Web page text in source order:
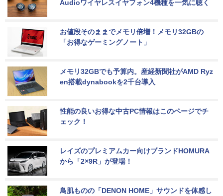
Audioワイヤレスイヤフォン4機種を一気に聴く
お値段そのままでメモリ倍増！メモリ32GBの
「お得なゲーミングノート」
メモリ32GBでも予算内。産経新聞社がAMD Ryz
en搭載dynabookを2千台導入
性能の良いお得な中古PC情報はこのページでチ
ェック！
レイズのプレミアムカー向けブランドHOMURA
から「2×9R」が登場！
鳥肌ものの「DENON HOME」サウンドを体感し